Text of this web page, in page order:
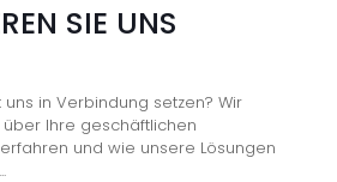
SIE UNS
in Verbindung setzen? Wir
Ihre geschäftlichen
und wie unsere Lösungen